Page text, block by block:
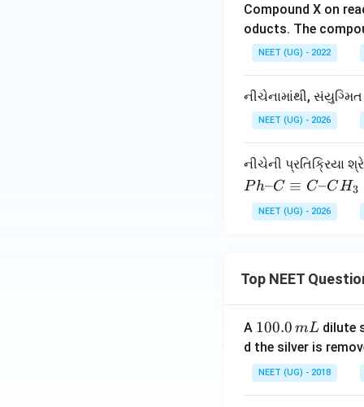
Compound X on
oducts. The
NEET (UG) - 2022
નીચેનામાંથી,
NEET (UG) - 2026
નીચેની પ્રતિક્રિયા
Ph
–C
≡
H₃
ht
arr
ow
{H
Ph–C ≡ C–CH3
NEET (UG) - 2026
Top NEET
A 1
0
0.
0
100.0 mL dilute
d the silver is
NEET (UG) - 2018